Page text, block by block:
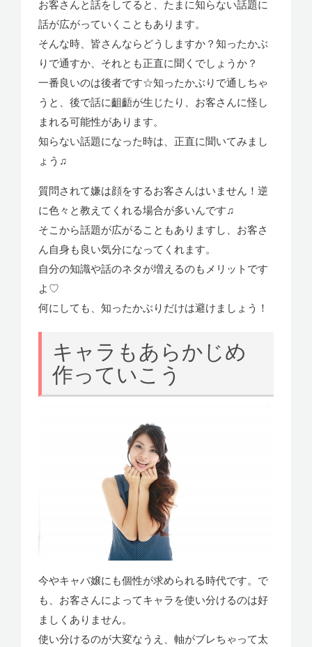
お客さんと話をしてると、たまに知らない話題に
話が広がっていくこともあります。
そんな時、皆さんならどうしますか？知ったかぶ
りで通すか、それとも正直に聞くでしょうか？
一番良いのは後者です☆知ったかぶりで通しちゃ
うと、後で話に齟齬が生じたり、お客さんに怪し
まれる可能性があります。
知らない話題になった時は、正直に聞いてみまし
ょう♫
質問されて嫌は顔をするお客さんはいません！逆
に色々と教えてくれる場合が多いんです♫
そこから話題が広がることもありますし、お客さ
ん自身も良い気分になってくれます。
自分の知識や話のネタが増えるのもメリットです
よ♡
何にしても、知ったかぶりだけは避けましょう！
キャラもあらかじめ
作っていこう
今やキャバ嬢にも個性が求められる時代です。で
も、お客さんによってキャラを使い分けるのは好
ましくありません。
使い分けるのが大変なうえ、軸がブレちゃって太